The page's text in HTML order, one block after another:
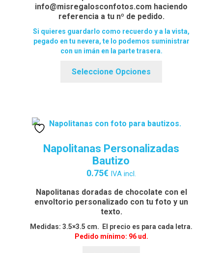
info@misregalosconfotos.com haciendo
referencia a tu nº de pedido.
Si quieres guardarlo como recuerdo y a la vista,
pegado en tu nevera, te lo podemos suministrar
con un imán en la parte trasera.
Seleccione Opciones
Napolitanas Personalizadas
Bautizo
0.75€ IVA incl.
Napolitanas doradas de chocolate con el
envoltorio personalizado con tu foto y un
texto.
Medidas: 3.5×3.5 cm. El precio es para cada letra.
Pedido mínimo: 96 ud.